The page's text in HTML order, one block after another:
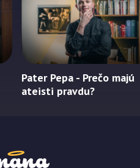
Pater Pepa - Prečo majú
ateisti pravdu?